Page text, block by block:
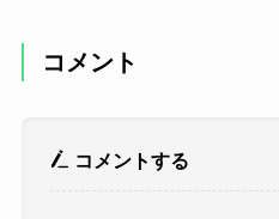
コメント
コメントする